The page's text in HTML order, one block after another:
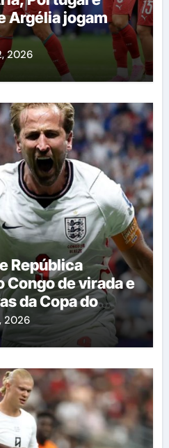
Argélia jogam
2026
República
Congo de virada e
da Copa do
2026